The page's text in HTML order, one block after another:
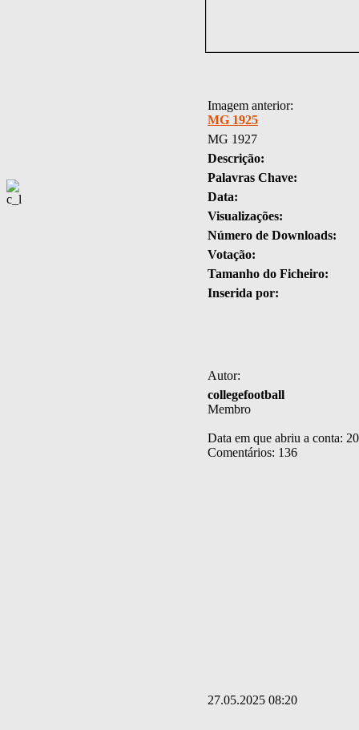
Imagem anterior:
MG 1925
MG 1927
Descrição:
Palavras Chave:
Data:
Visualizações:
Número de Downloads:
Votação:
Tamanho do Ficheiro:
Inserida por:
Autor:
collegefootball
Membro
Data em que abriu a conta:
Comentários: 136
27.05.2025 08:20